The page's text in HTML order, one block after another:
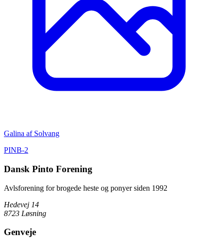
Galina af Solvang
PINB-2
Dansk Pinto Forening
Avlsforening for brogede heste og ponyer siden 1992
Hedevej 14
8723 Løsning
Genveje